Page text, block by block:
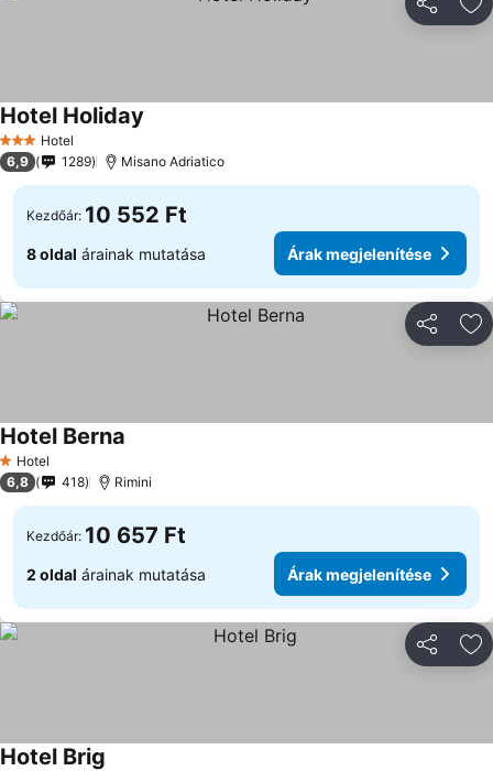
3 Kategória
Hotel
Hotel Holiday
6,9 1289 Misano Adriatico
Kezdőár: 10 552 Ft
8 oldal árainak mutatása Árak megjelenítése
1 Kategória
Hotel
Hotel Berna
6,8 418 Rimini
Kezdőár: 10 657 Ft
2 oldal árainak mutatása Árak megjelenítése
Hotel Brig